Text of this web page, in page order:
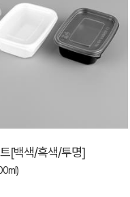
[백색/흑색/투명]